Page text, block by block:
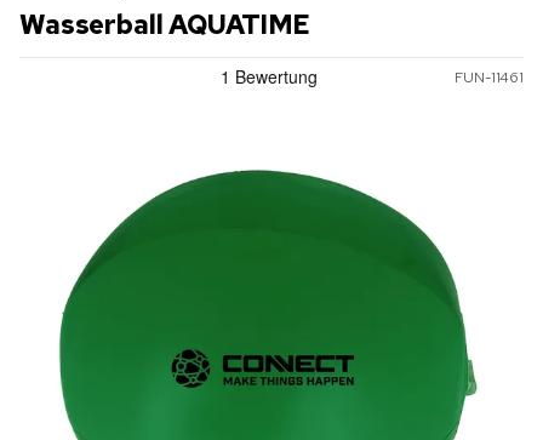
Wasserball AQUATIME
FUN-11461